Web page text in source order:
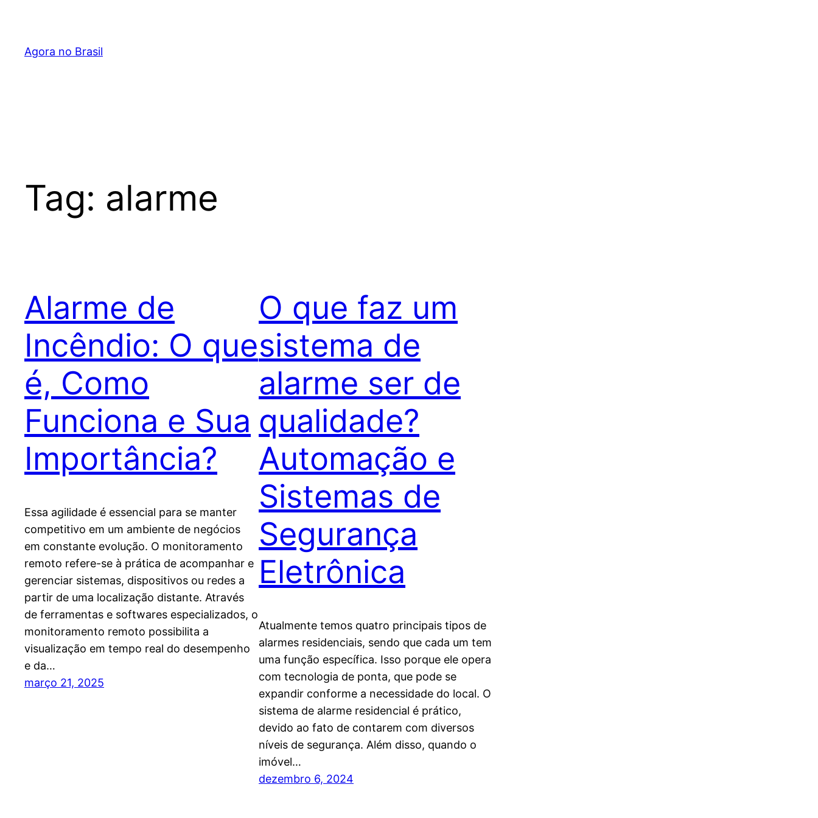
Agora no Brasil
Tag: alarme
Alarme de
Incêndio: O que
é, Como
Funciona e Sua
Importância?
Essa agilidade é essencial para se manter
competitivo em um ambiente de negócios
em constante evolução. O monitoramento
remoto refere-se à prática de acompanhar e
gerenciar sistemas, dispositivos ou redes a
partir de uma localização distante. Através
de ferramentas e softwares especializados, o
monitoramento remoto possibilita a
visualização em tempo real do desempenho
e da…
março 21, 2025
O que faz um
sistema de
alarme ser de
qualidade?
Automação e
Sistemas de
Segurança
Eletrônica
Atualmente temos quatro principais tipos de
alarmes residenciais, sendo que cada um tem
uma função específica. Isso porque ele opera
com tecnologia de ponta, que pode se
expandir conforme a necessidade do local. O
sistema de alarme residencial é prático,
devido ao fato de contarem com diversos
níveis de segurança. Além disso, quando o
imóvel…
dezembro 6, 2024